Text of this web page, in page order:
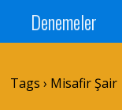
Denemeler
Tags › Misafir Şair